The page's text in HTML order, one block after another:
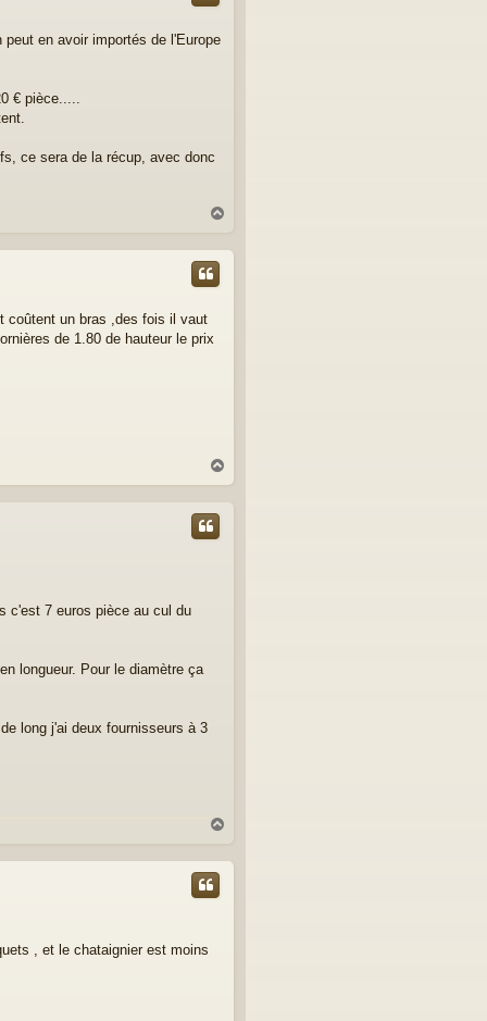
en avoir importés de l'Europe
€ pièce.....
ce sera de la récup, avec donc
u
coûtent un bras ,des fois il vaut
de 1.80 de hauteur le prix
a
c'est 7 euros pièce au cul du
longueur. Pour le diamètre ça
long j'ai deux fournisseurs à 3
u
, et le chataignier est moins